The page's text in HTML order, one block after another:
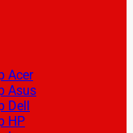
Acer
Asus
Dell
HP